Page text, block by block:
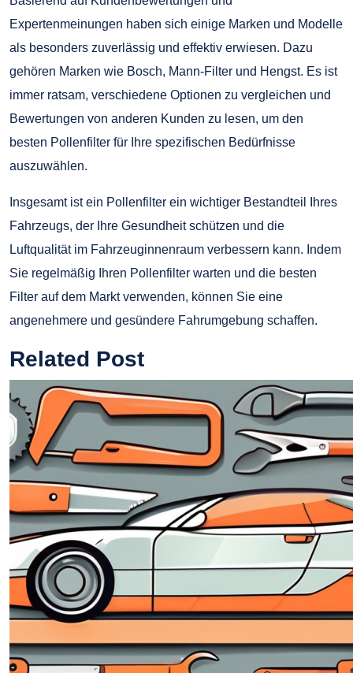
Expertenmeinungen haben sich einige Marken und Modelle
als besonders zuverlässig und effektiv erwiesen. Dazu
gehören Marken wie Bosch, Mann-Filter und Hengst. Es ist
immer ratsam, verschiedene Optionen zu vergleichen und
Bewertungen von anderen Kunden zu lesen, um den
besten Pollenfilter für Ihre spezifischen Bedürfnisse
auszuwählen.
Insgesamt ist ein Pollenfilter ein wichtiger Bestandteil Ihres
Fahrzeugs, der Ihre Gesundheit schützen und die
Luftqualität im Fahrzeuginnenraum verbessern kann. Indem
Sie regelmäßig Ihren Pollenfilter warten und die besten
Filter auf dem Markt verwenden, können Sie eine
angenehmere und gesündere Fahrumgebung schaffen.
Related Post